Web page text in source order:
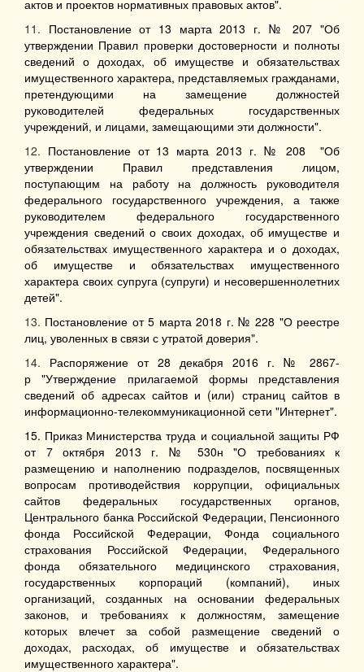
актов и проектов нормативных правовых актов".
11. Постановление от 13 марта 2013 г. № 207 "Об
утверждении Правил проверки достоверности и полноты
сведений о доходах, об имуществе и обязательствах
имущественного характера, представляемых гражданами,
претендующими на замещение должностей
руководителей федеральных государственных
учреждений, и лицами, замещающими эти должности".
12. Постановление от 13 марта 2013 г. № 208 "Об
утверждении Правил представления лицом,
поступающим на работу на должность руководителя
федерального государственного учреждения, а также
руководителем федерального государственного
учреждения сведений о своих доходах, об имуществе и
обязательствах имущественного характера и о доходах,
об имуществе и обязательствах имущественного
характера своих супруга (супруги) и несовершеннолетних
детей".
13. Постановление от 5 марта 2018 г. № 228 "О реестре
лиц, уволенных в связи с утратой доверия".
14. Распоряжение от 28 декабря 2016 г. № 2867-
р "Утверждение прилагаемой формы представления
сведений об адресах сайтов и (или) страниц сайтов в
информационно-телекоммуникационной сети "Интернет".
15. Приказ Министерства труда и социальной защиты РФ
от 7 октября 2013 г. № 530н "О требованиях к
размещению и наполнению подразделов, посвященных
вопросам противодействия коррупции, официальных
сайтов федеральных государственных органов,
Центрального банка Российской Федерации, Пенсионного
фонда Российской Федерации, Фонда социального
страхования Российской Федерации, Федерального
фонда обязательного медицинского страхования,
государственных корпораций (компаний), иных
организаций, созданных на основании федеральных
законов, и требованиях к должностям, замещение
которых влечет за собой размещение сведений о
доходах, расходах, об имуществе и обязательствах
имущественного характера".